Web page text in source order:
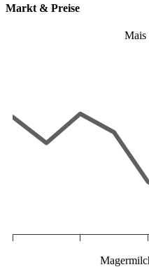
Markt & Preise